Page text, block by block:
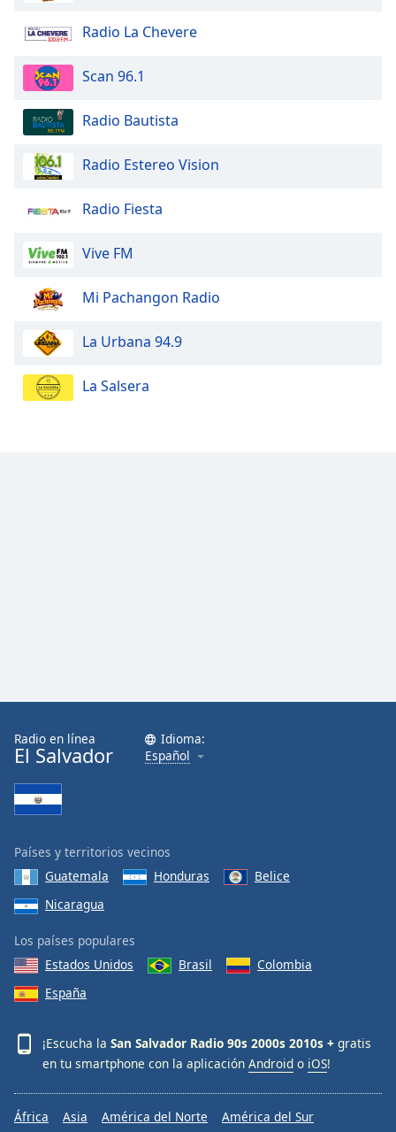
Radio La Chevere
Scan 96.1
Radio Bautista
Radio Estereo Vision
Radio Fiesta
Vive FM
Mi Pachangon Radio
La Urbana 94.9
La Salsera
Radio en línea
El Salvador
Idioma:
Español
Países y territorios vecinos
Guatemala
Honduras
Belice
Nicaragua
Los países populares
Estados Unidos
Brasil
Colombia
España
¡Escucha la San Salvador Radio 90s 2000s 2010s + gratis
en tu smartphone con la aplicación Android o iOS!
África Asia América del Norte América del Sur